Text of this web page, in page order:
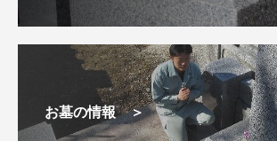
お墓の情報 ＞